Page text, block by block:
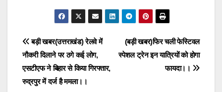
Post
navigation
(बड़ी खबर)फिर चली फेस्टिवल
स्पेशल ट्रेन इन यात्रियों को होगा
फायदा।।
बड़ी खबर(उत्तराखंड) रेलवे में
नौकरी दिलाने पर ठगे कई लोग,
एसटीएफ ने बिहार से किया गिरफ्तार,
रुद्रपुर में दर्ज है ममला।।